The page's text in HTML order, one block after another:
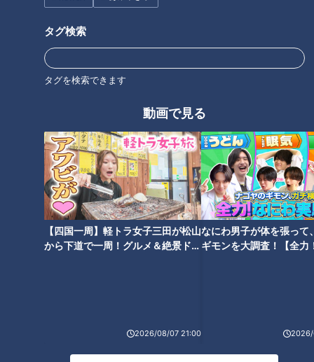
タグ検索
タグを検索できます
動画で見る
【四国一周】軽トラ女子三田が松山
から下道で一周！グルメ＆絶景ドラ
2026/08/07 21:00
なにわ男子が体を張って
ギモンを大調査！【全力
2026/
近藤サトもうっとり！ 日本の四
季が鮮やかに浮かび彩る「冷感
グラス」
めた新感覚のバウムクーヘン
近藤サトも感動！ 思わず撫でた
くなる極上のフェイスブラシ
近藤サトも驚き！２０年熟成 み
りんの常識を超えた究極の黒み
りん